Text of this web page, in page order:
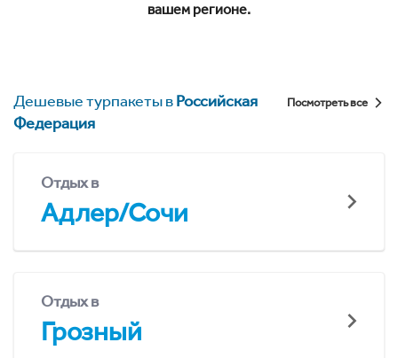
вашем регионе.
Дешевые турпакеты вРоссийская
Федерация
Посмотреть все
Отдых в
Адлер/Сочи
Отдых в
Грозный